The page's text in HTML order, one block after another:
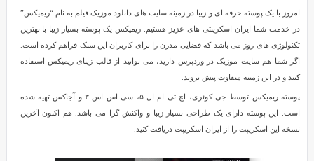
امروز با یک پوسته حرفه ای و زیبا در زمینه سایت های دانلود موزیک فیلم به نام “ریمیکس”
در خدمت شما ایران اسکریپتی های عزیز هستیم. ریمیکس یک پوسته بسیار زیبا با بهترین
تکنولوژی های روز می باشد که فضایی مدرن را برای کاربران این سبک فراهم کرده است.
اگر شما هم سایت موزیک در وردپرس دارید، می توانید از قالب زیبای ریمیکس استفاده
کنید و در این زمینه متفاوت پیش بروید.
پوسته ریمیکس توسط جی کوئری، اچ تی ام ال ۵، سی اس اس ۳ و آجاکس تهیه شده
است. این پوسته دارای یک طراحی بسیار زیبا و واکنش گرا می باشد. هم اکنون آخرین
نسخه این اسکریپت را از ایران اسکریپت دریافت کنید.